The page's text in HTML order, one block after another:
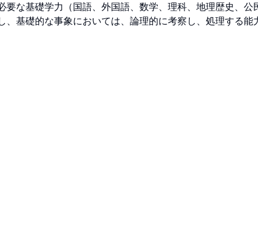
要な基礎学力（国語、外国語、数学、理科、地理歴史、公
基礎的な事象においては、論理的に考察し、処理する能